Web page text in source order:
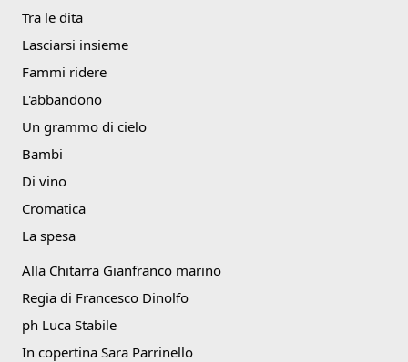
Tra le dita
Lasciarsi insieme
Fammi ridere
L'abbandono
Un grammo di cielo
Bambi
Di vino
Cromatica
La spesa
Alla Chitarra Gianfranco marino
Regia di Francesco Dinolfo
ph Luca Stabile
In copertina Sara Parrinello